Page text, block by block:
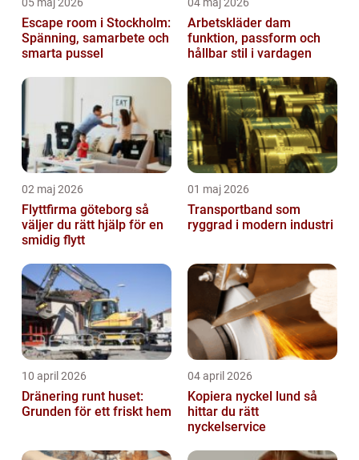
Escape room i Stockholm:
Spänning, samarbete och
smarta pussel
Arbetskläder dam
funktion, passform och
hållbar stil i vardagen
02 maj 2026
Flyttfirma göteborg så
väljer du rätt hjälp för en
smidig flytt
01 maj 2026
Transportband som
ryggrad i modern industri
10 april 2026
Dränering runt huset:
Grunden för ett friskt hem
04 april 2026
Kopiera nyckel lund så
hittar du rätt
nyckelservice